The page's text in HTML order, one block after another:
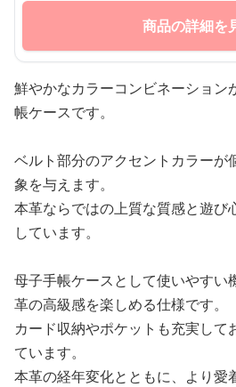
商品の詳細を
鮮やかなカラーコンビネーション
帳ケースです。
ベルト部分のアクセントカラーが
象を与えます。
本革ならではの上質な質感と遊び
しています。
母子手帳ケースとして使いやすい
革の高級感を楽しめる仕様です。
カード収納やポケットも充実して
ています。
本革の経年変化とともに、より愛